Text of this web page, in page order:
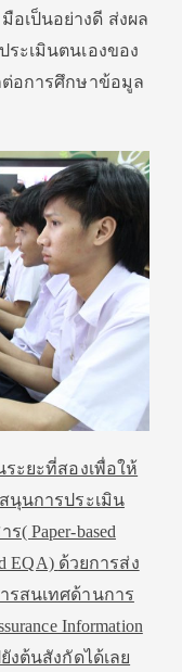
เป็นอย่างดี ส่งผล
ะเมินตนเองของ
ต่อการศึกษาข้อมูล
ะยะที่สองเพื่อให้
นุนการประเมิน
ร( Paper-based
EQA) ด้วยการส่ง
รสนเทศด้านการ
Information
ต้นสังกัดได้เลย